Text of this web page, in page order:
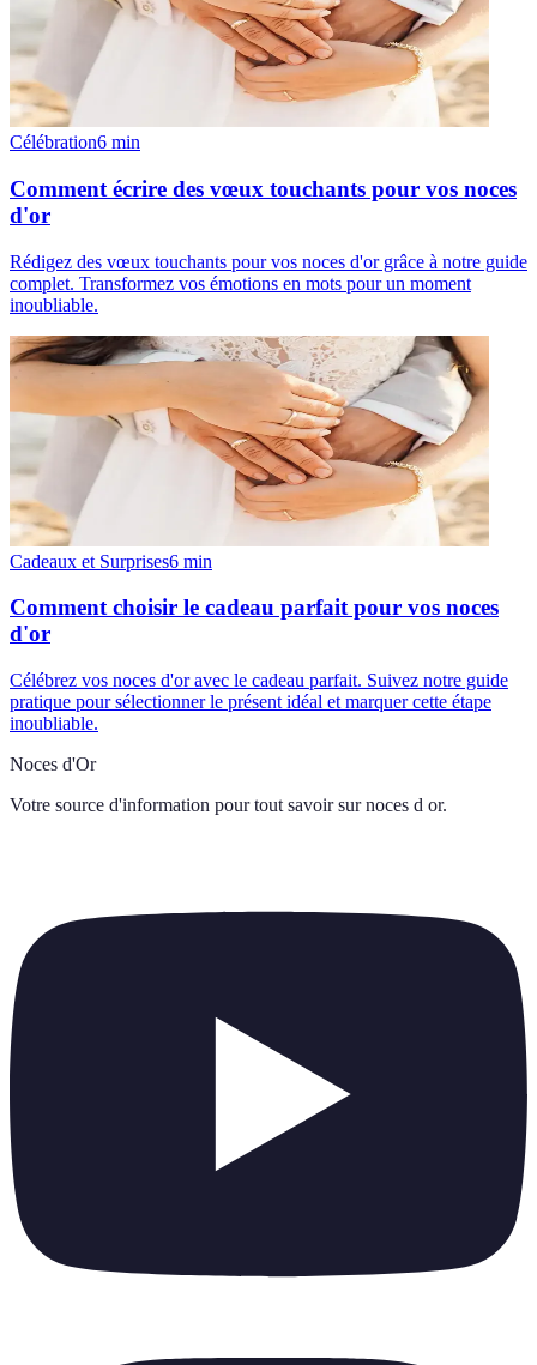
Célébration6 min
Comment écrire des vœux touchants pour vos noces
d'or
Rédigez des vœux touchants pour vos noces d'or grâce à notre guide
complet. Transformez vos émotions en mots pour un moment
inoubliable.
Cadeaux et Surprises6 min
Comment choisir le cadeau parfait pour vos noces
d'or
Célébrez vos noces d'or avec le cadeau parfait. Suivez notre guide
pratique pour sélectionner le présent idéal et marquer cette étape
inoubliable.
Noces d'Or
Votre source d'information pour tout savoir sur noces d or.